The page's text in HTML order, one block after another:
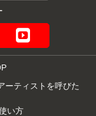
ーティストを呼びた
い方